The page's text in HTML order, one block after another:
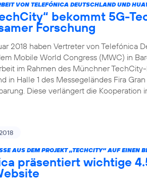
VON TELEFÓNICA DEUTSCHLAND UND
bekommt 5G-
Forschung
2018 haben Vertreter von Telefónica
Mobile World Congress (MWC) in
im Rahmen des Münchner
in Halle 1 des Messegeländes Fira
Diese verlängert die Kooperation
AUS DEM PROJEKT „TECHCITY“ AUF EINEN
präsentiert wichtige